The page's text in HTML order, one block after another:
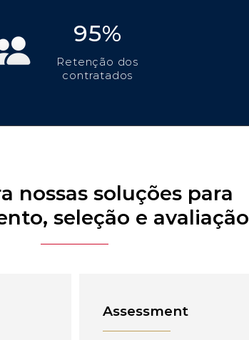
95%
Retenção dos
contratados
nossas soluções para
seleção e avaliação
Assessment